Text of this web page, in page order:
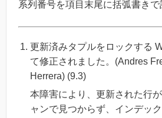
系列番号を項目末尾に括弧書きで
更新済みタプルをロックする
て修正されました。(Andres
Herrera) (9.3)
本障害により、更新された行
ャンで見つからず、インデッ